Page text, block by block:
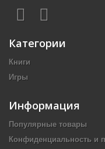
Категории
Книги
Игры
Информация
Популярные товары
Конфиденциальность и